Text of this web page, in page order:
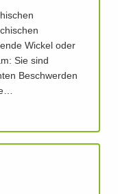
Wickel oder
Sie sind
Beschwerden